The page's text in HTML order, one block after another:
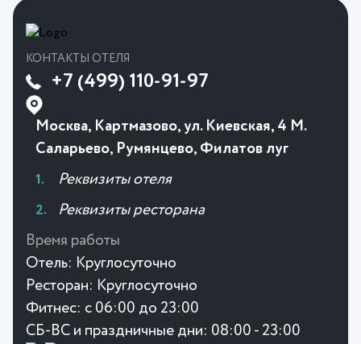
КОНТАКТЫ ОТЕЛЯ
+7 (499) 110-91-97
Москва, Картмазово, ул. Киевская, 4 М.
Саларьево, Румянцево, Филатов луг
Реквизиты отеля
Реквизиты ресторана
Время работы
Отель: Круглосуточно
Ресторан: Круглосуточно
Фитнес: с 06:00 до 23:00
СБ-ВС и праздничные дни: 08:00 - 23:00